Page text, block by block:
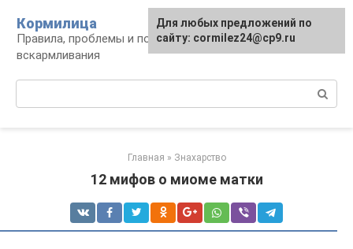
контенту
Кормилица
Правила, проблемы и польза грудного
вскармливания
Главная » Знахарство
12 мифов о миоме матки
Для любых предложений по
сайту: cormilez24@cp9.ru